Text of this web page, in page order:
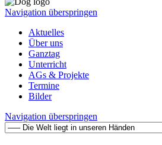
Navigation überspringen
Aktuelles
Über uns
Ganztag
Unterricht
AGs & Projekte
Termine
Bilder
Navigation überspringen